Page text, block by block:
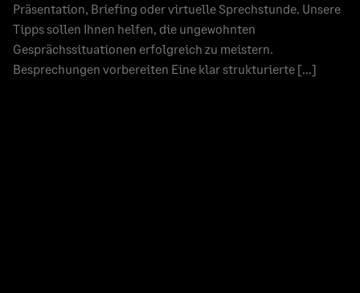
Präsentation, Briefing oder virtuelle Sprechstunde. Unsere
Tipps sollen Ihnen helfen, die ungewohnten
Gesprächssituationen erfolgreich zu meistern.
Besprechungen vorbereiten Eine klar strukturierte […]